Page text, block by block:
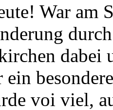
War am
dabei
ein
voi viel,